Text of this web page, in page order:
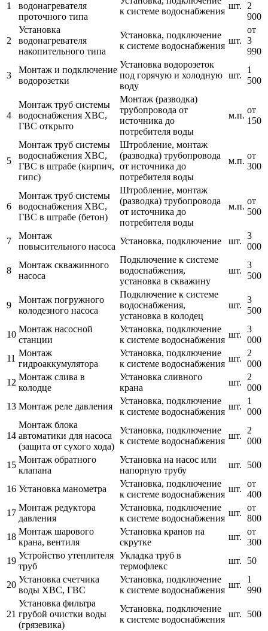
1
водонагревателя
проточного типа
к системе водоснабжения
шт.
2
900
2
Установка
водонагревателя
накопительного типа
Установка, подключение
к системе водоснабжения
шт.
от
3
990
3
Монтаж и подключение
водорозетки
Установка водорозеток
под горячую и холодную
воду
шт.
1
500
4
Монтаж труб системы
водоснабжения ХВС,
ГВС открыто
Монтаж (разводка)
трубопровода от
источника до
потребителя воды
м.п.
от
150
5
Монтаж труб системы
водоснабжения ХВС,
ГВС в штрабе (кирпич,
гипс)
Штробление, монтаж
(разводка) трубопровода
от источника до
потребителя воды
м.п.
от
300
6
Монтаж труб системы
водоснабжения ХВС,
ГВС в штрабе (бетон)
Штробление, монтаж
(разводка) трубопровода
от источника до
потребителя воды
м.п.
от
500
7
Монтаж
повысительного насоса
Установка, подключение шт.
3
000
8
Монтаж скважинного
насоса
Подключение к системе
водоснабжения,
установка в скважину
шт.
3
500
9
Монтаж погружного
колодезного насоса
Подключение к системе
водоснабжения,
установка в колодец
шт.
3
500
10
Монтаж насосной
станции
Установка, подключение
к системе водоснабжения
шт.
3
000
11
Монтаж
гидроаккумулятора
Установка, подключение
к системе водоснабжения
шт.
2
000
12
Монтаж слива в
колодце
Установка сливного
крана
шт.
2
000
13 Монтаж реле давления
Установка, подключение
к системе водоснабжения
шт.
1
000
14
Монтаж блока
автоматики для насоса
(защита от сухого хода)
Установка, подключение
к системе водоснабжения
шт.
2
000
15
Монтаж обратного
клапана
Установка на насос или
напорную трубу
шт. 500
16 Установка манометра
Установка, подключение
к системе водоснабжения
шт.
от
400
17
Монтаж редуктора
давления
Установка, подключение
к системе водоснабжения
шт.
от
800
18
Монтаж шарового
крана, вентиля
Установка кранов на
скрутке
шт.
от
300
19
Устройство утеплителя
труб
Укладка труб в
термофлекс
шт. 50
20
Установка счетчика
воды ХВС, ГВС
Установка, подключение
к системе водоснабжения
шт.
1
990
21
Установка фильтра
грубой очистки воды
(грязевика)
Установка, подключение
к системе водоснабжения
шт. 500